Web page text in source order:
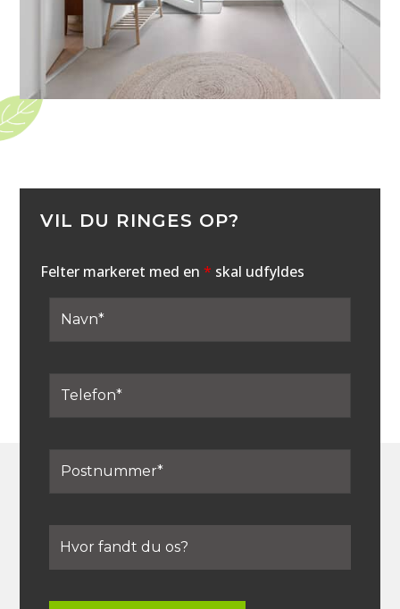
VIL DU RINGES OP?
Felter markeret med en * skal udfyldes